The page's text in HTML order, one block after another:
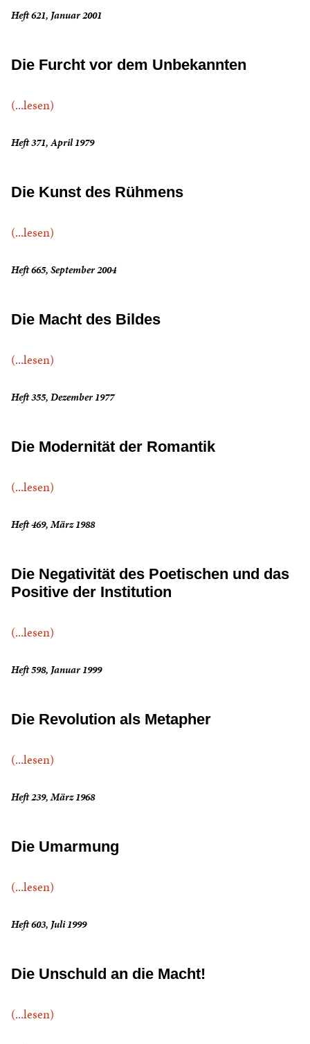
Heft 621, Januar 2001
Die Furcht vor dem Unbekannten
(...lesen)
Heft 371, April 1979
Die Kunst des Rühmens
(...lesen)
Heft 665, September 2004
Die Macht des Bildes
(...lesen)
Heft 355, Dezember 1977
Die Modernität der Romantik
(...lesen)
Heft 469, März 1988
Die Negativität des Poetischen und das
Positive der Institution
(...lesen)
Heft 598, Januar 1999
Die Revolution als Metapher
(...lesen)
Heft 239, März 1968
Die Umarmung
(...lesen)
Heft 603, Juli 1999
Die Unschuld an die Macht!
(...lesen)